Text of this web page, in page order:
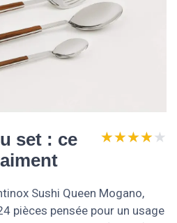
set : ce
★★★★★
★★★★★
Sushi Queen Mogano,
pièces pensée pour un usage